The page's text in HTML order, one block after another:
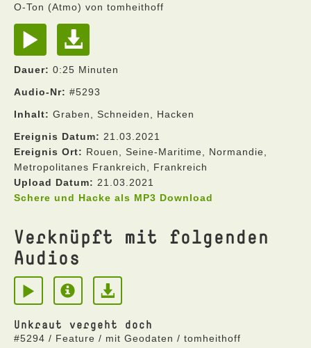
O-Ton (Atmo) von tomheithoff
Dauer: 0:25 Minuten
Audio-Nr: #5293
Inhalt: Graben, Schneiden, Hacken
Ereignis Datum: 21.03.2021
Ereignis Ort: Rouen, Seine-Maritime, Normandie,
Metropolitanes Frankreich, Frankreich
Upload Datum: 21.03.2021
Schere und Hacke als MP3 Download
Verknüpft mit folgenden
Audios
Unkraut vergeht doch
#5294 / Feature / mit Geodaten / tomheithoff